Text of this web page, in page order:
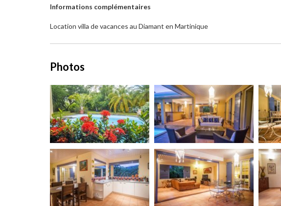
Informations complémentaires
Location villa de vacances au Diamant en Martinique
Photos